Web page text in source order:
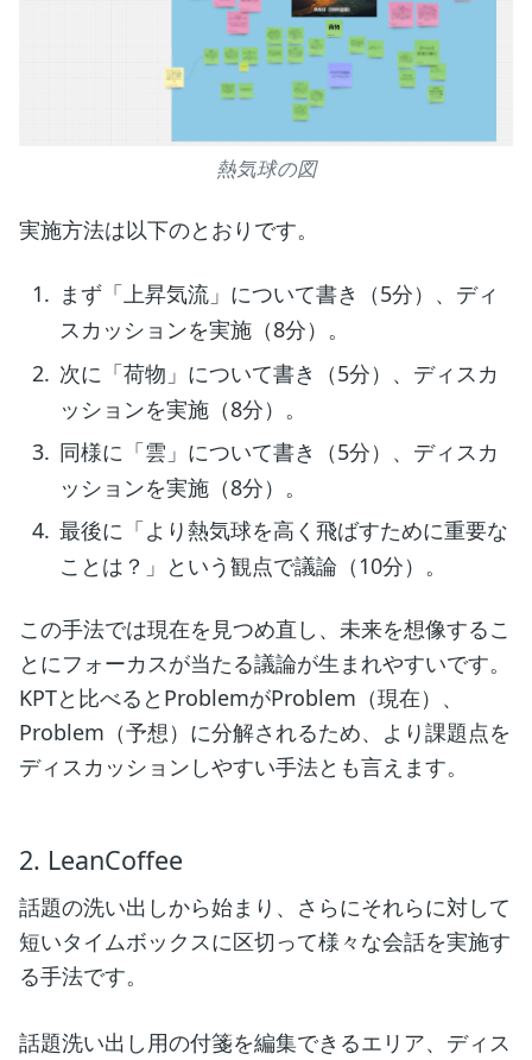
熱気球の図
実施方法は以下のとおりです。
まず「上昇気流」について書き（5分）、ディ
スカッションを実施（8分）。
次に「荷物」について書き（5分）、ディスカ
ッションを実施（8分）。
同様に「雲」について書き（5分）、ディスカ
ッションを実施（8分）。
最後に「より熱気球を高く飛ばすために重要な
ことは？」という観点で議論（10分）。
この手法では現在を見つめ直し、未来を想像するこ
とにフォーカスが当たる議論が生まれやすいです。
KPTと比べるとProblemがProblem（現在）、
Problem（予想）に分解されるため、より課題点を
ディスカッションしやすい手法とも言えます。
2. LeanCoffee
話題の洗い出しから始まり、さらにそれらに対して
短いタイムボックスに区切って様々な会話を実施す
る手法です。
話題洗い出し用の付箋を編集できるエリア、ディス